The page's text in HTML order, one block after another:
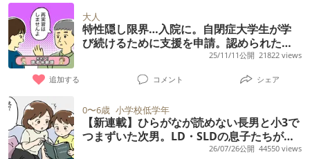
大人
特性隠し限界…入院に。自閉症大学生が学
び続けるために支援を申請。認められた合
理的配慮は【読者体験談】25/11/11公開 21822 views
追加する コメント シェア
0〜6歳 小学校低学年
【新連載】ひらがなが読めない長男と小3で
つまずいた次男。LD・SLDの息子たちが社
会人になるまでのわが家の歩み
26/07/26公開 44550 views